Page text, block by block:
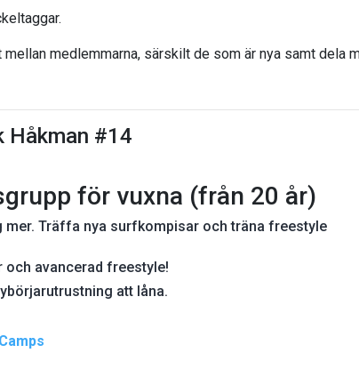
medlemmarna, särskilt de som är nya samt dela
Håkman #14
för vuxna (från 20 år)
mer. Träffa nya surfkompisar och träna freestyle
avancerad freestyle!
att låna.